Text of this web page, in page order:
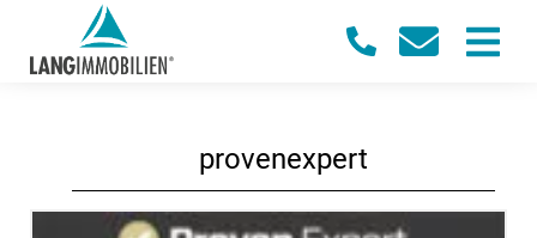
provenexpert